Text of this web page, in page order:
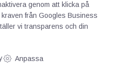
genom att klicka på
från Googles Business
vi transparens och din
Anpassa